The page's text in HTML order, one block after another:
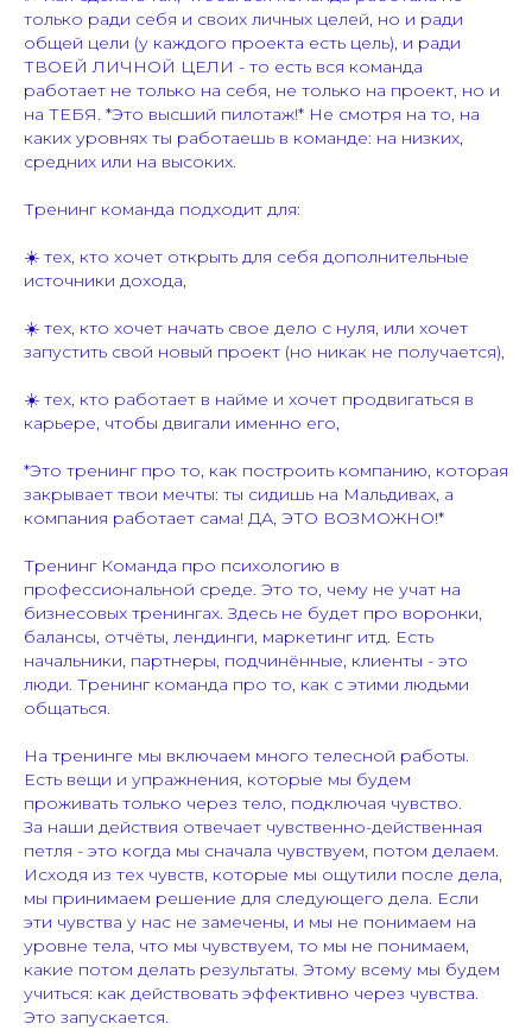
только ради себя и своих личных целей, но и ради
общей цели (у каждого проекта есть цель), и ради
ТВОЕЙ ЛИЧНОЙ ЦЕЛИ - то есть вся команда
работает не только на себя, не только на проект, но и
на ТЕБЯ. *Это высший пилотаж!* Не смотря на то, на
каких уровнях ты работаешь в команде: на низких,
средних или на высоких.
Тренинг команда подходит для:
☀️ тех, кто хочет открыть для себя дополнительные
источники дохода,
☀️ тех, кто хочет начать свое дело с нуля, или хочет
запустить свой новый проект (но никак не получается),
☀️ тех, кто работает в найме и хочет продвигаться в
карьере, чтобы двигали именно его,
*Это тренинг про то, как построить компанию, которая
закрывает твои мечты: ты сидишь на Мальдивах, а
компания работает сама! ДА, ЭТО ВОЗМОЖНО!*
Тренинг Команда про психологию в
профессиональной среде. Это то, чему не учат на
бизнесовых тренингах. Здесь не будет про воронки,
балансы, отчёты, лендинги, маркетинг итд. Есть
начальники, партнеры, подчинённые, клиенты - это
люди. Тренинг команда про то, как с этими людьми
общаться.
На тренинге мы включаем много телесной работы.
Есть вещи и упражнения, которые мы будем
проживать только через тело, подключая чувство.
За наши действия отвечает чувственно-действенная
петля - это когда мы сначала чувствуем, потом делаем.
Исходя из тех чувств, которые мы ощутили после дела,
мы принимаем решение для следующего дела. Если
эти чувства у нас не замечены, и мы не понимаем на
уровне тела, что мы чувствуем, то мы не понимаем,
какие потом делать результаты. Этому всему мы будем
учиться: как действовать эффективно через чувства.
Это запускается.